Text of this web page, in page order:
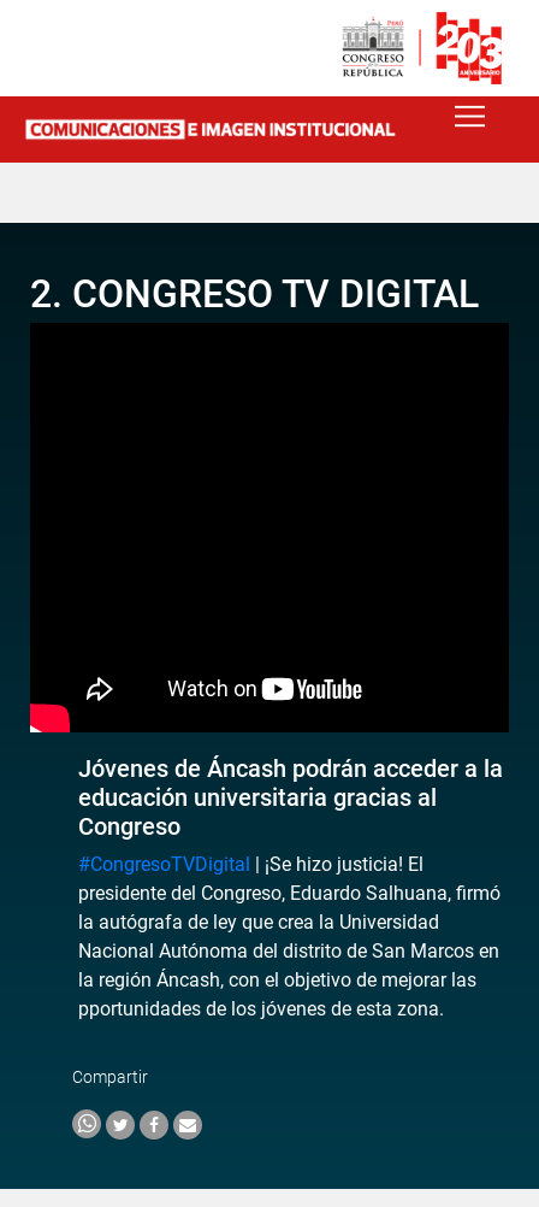
2. CONGRESO TV DIGITAL
Jóvenes de Áncash podrán acceder a la
educación universitaria gracias al
Congreso
#CongresoTVDigital | ¡Se hizo justicia! El
presidente del Congreso, Eduardo Salhuana, firmó
la autógrafa de ley que crea la Universidad
Nacional Autónoma del distrito de San Marcos en
la región Áncash, con el objetivo de mejorar las
pportunidades de los jóvenes de esta zona.
Compartir